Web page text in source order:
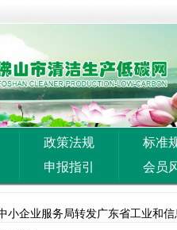
政策法规
标准
申报指引 会员
宣传方案
洁生产与低碳经济协会 佛山市陶
小企业服务局转发广东省工业和